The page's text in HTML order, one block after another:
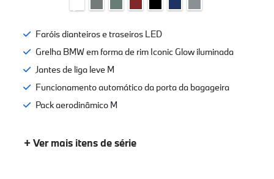
Faróis dianteiros e traseiros LED
Grelha BMW em forma de rim Iconic Glow iluminada
Jantes de liga leve M
Funcionamento automático da porta da bagageira
Pack aerodinâmico M
+ Ver mais itens de série